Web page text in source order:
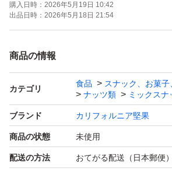
購入日時： 2026年5月19日 10:42
出品日時： 2026年5月18日 21:54
商品の情報
カテゴリ
食品
スナック、お菓
ナッツ類
ミックスナ
ブランド カリフォルニア堅果
商品の状態 未使用
配送の方法 おてがる配送（日本郵便）